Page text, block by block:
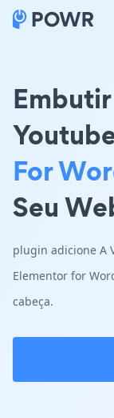
For
Seu
plugin adicione A
Elementor for
cabeça.